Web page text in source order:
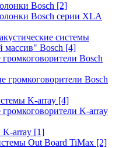
Bosch [2]
Bosch серии XLA
системы
Bosch [4]
Bosch
громкоговорители Bosch
K-array [4]
K-array
K-array [1]
Out Board TiMax [2]